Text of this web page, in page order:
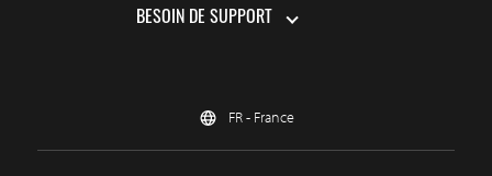
BESOIN DE SUPPORT
FR - France